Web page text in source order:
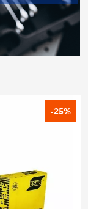
-25%